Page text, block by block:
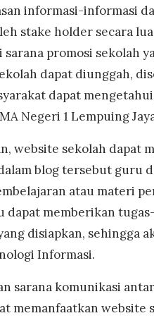
informasi-informasi
stake holder secara
promosi sekolah
dapat diunggah,
dapat
Negeri 1 Lempuing
website sekolah dapat
blog tersebut guru
atau materi
dapat memberikan
disiapkan, sehingga
Informasi.
sarana komunikasi
memanfaatkan website